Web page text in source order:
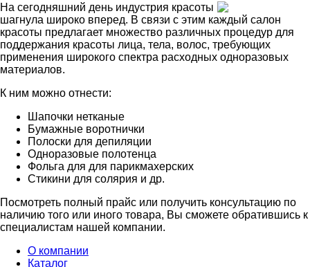
На сегодняшний день индустрия красоты
шагнула широко вперед. В связи с этим каждый салон
красоты предлагает множество различных процедур для
поддержания красоты лица, тела, волос, требующих
применения широкого спектра расходных одноразовых
материалов.
К ним можно отнести:
Шапочки нетканые
Бумажные воротнички
Полоски для депиляции
Одноразовые полотенца
Фольга для для парикмахерских
Стикини для солярия и др.
Посмотреть полный прайс или получить консультацию по
наличию того или иного товара, Вы сможете обратившись к
специалистам нашей компании.
О компании
Каталог